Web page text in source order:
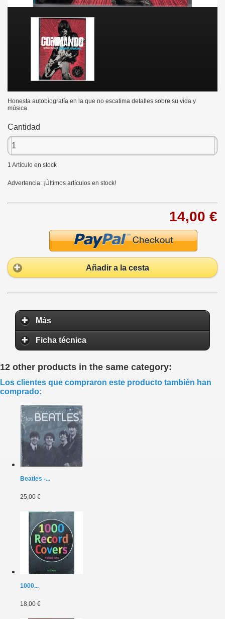
Honesta autobiografía en la que no escatima detalles sobre su vida y
música.
Cantidad
1 Artículo en stock
Advertencia: ¡Últimos artículos en stock!
14,00 €
Añadir a la cesta
Más
Ficha técnica
12 other products in the same category:
Los clientes que compraron este producto también han
comprado:
Beatles -...
25,00 €
1000...
18,00 €